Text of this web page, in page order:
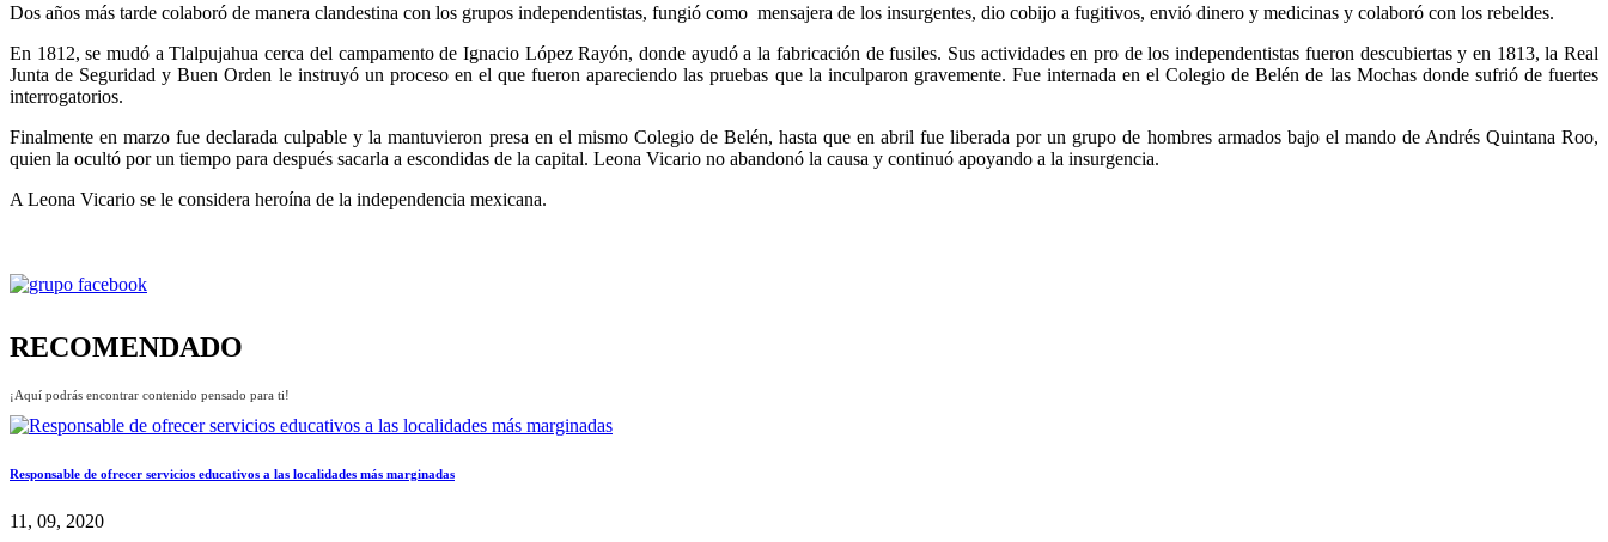
Dos años más tarde colaboró de manera clandestina con los grupos independentistas, fungió como mensajera de los insurgentes, dio cobijo a fugitivos, envió dinero y medicinas y colaboró con los rebeldes.
En 1812, se mudó a Tlalpujahua cerca del campamento de Ignacio López Rayón, donde ayudó a la fabricación de fusiles. Sus actividades en pro de los independentistas fueron descubiertas y en 1813, la Real
Junta de Seguridad y Buen Orden le instruyó un proceso en el que fueron apareciendo las pruebas que la inculparon gravemente. Fue internada en el Colegio de Belén de las Mochas donde sufrió de fuertes
interrogatorios.
Finalmente en marzo fue declarada culpable y la mantuvieron presa en el mismo Colegio de Belén, hasta que en abril fue liberada por un grupo de hombres armados bajo el mando de Andrés Quintana Roo,
quien la ocultó por un tiempo para después sacarla a escondidas de la capital. Leona Vicario no abandonó la causa y continuó apoyando a la insurgencia.
A Leona Vicario se le considera heroína de la independencia mexicana.
RECOMENDADO
¡Aquí podrás encontrar contenido pensado para ti!
Responsable de ofrecer servicios educativos a las localidades más marginadas
11, 09, 2020